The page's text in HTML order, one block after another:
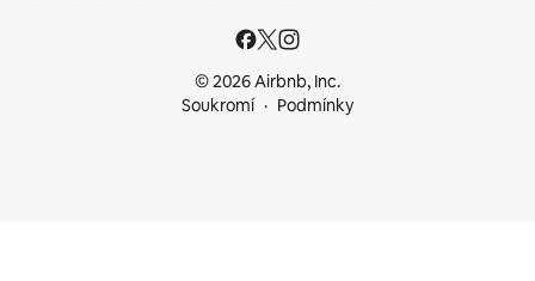
© 2026 Airbnb, Inc.
Soukromí
Podmínky